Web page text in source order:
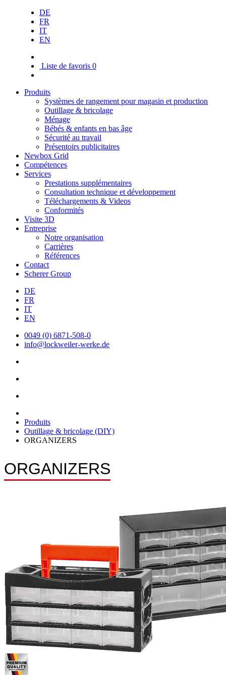
DE
FR
IT
EN
Liste de favoris 0
Produits
Systèmes de rangement pour magasin et production
Outillage & bricolage
Ménage
Bébés & enfants en bas âge
Sécurité au travail
Présentoirs publicitaires
Newbox Grid
Compétences
Services
Prestations supplémentaires
Consultation technique et développement
Téléchargements & Videos
Conformités
Visite 3D
Entreprise
Notre organisation
Carrières
Références
Contact
Scherer Group
DE
FR
IT
EN
0049 (0) 6871-508-0
info@lockweiler-werke.de
Produits
Outillage & bricolage (DIY)
ORGANIZERS
ORGANIZERS